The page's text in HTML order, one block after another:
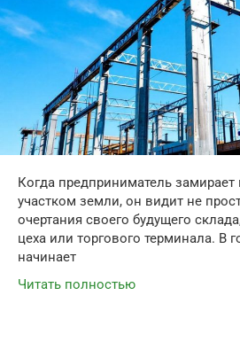
Когда предприниматель
участком земли, он видит не
очертания своего будущего
цеха или торгового терминала. В
начинает
Читать полностью